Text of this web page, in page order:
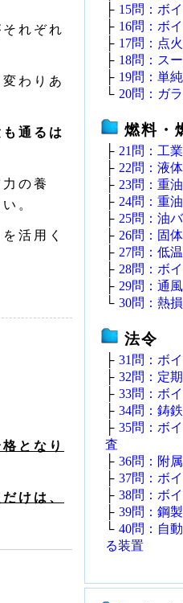
れぞれ
わりあ
通るは
の養
。
を活用く
となり
けは、
├ 15問：ボ
├ 16問：ボ
├ 17問：点
├ 18問：ス
├ 19問：単
└ 20問：ガ
燃料・
├ 21問：工
├ 22問：液
├ 23問：重
├ 24問：重
├ 25問：油
├ 26問：固
├ 27問：低
├ 28問：ボ
├ 29問：通風
└ 30問：熱
法令
├ 31問：ボ
├ 32問：定
├ 33問：ボ
├ 34問：鋳
├ 35問：ボ
査
├ 36問：附
├ 37問：ボ
├ 38問：ボ
├ 39問：鋼
└ 40問：自
る装置